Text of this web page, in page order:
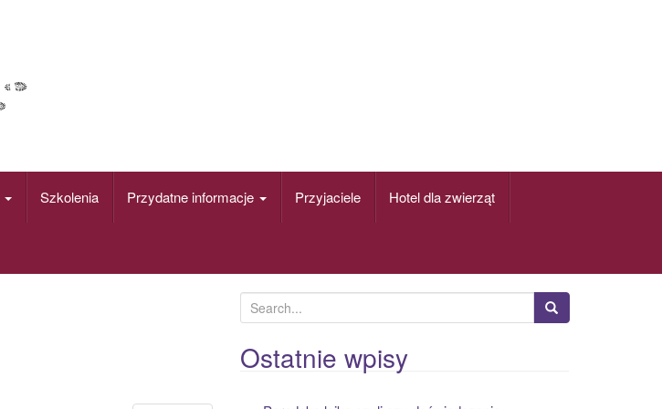
Szkolenia Przydatne informacje Przyjaciele Hotel dla zwierząt
e
a
r
Ostatnie wpisy